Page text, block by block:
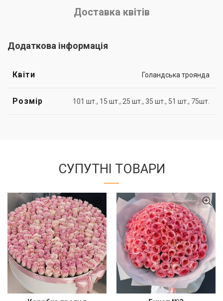
Доставка квітів
Додаткова інформація
Квіти Голандська троянда
Розмір 101 шт., 15 шт., 25 шт., 35 шт., 51 шт., 75шт.
СУПУТНІ ТОВАРИ